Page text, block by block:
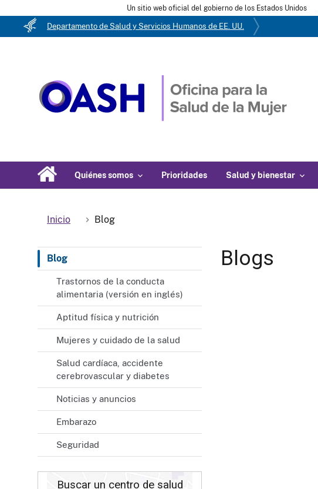
Un sitio web oficial del gobierno de los Estados Unidos
Departamento de Salud y Servicios Humanos de EE. UU.
Quiénes somos Prioridades Salud y bienestar
Inicio Blog
Blog
Trastornos de la conducta
alimentaria (versión en inglés)
Aptitud física y nutrición
Mujeres y cuidado de la salud
Salud cardíaca, accidente
cerebrovascular y diabetes
Noticias y anuncios
Embarazo
Seguridad
Buscar un centro de salud
Blogs